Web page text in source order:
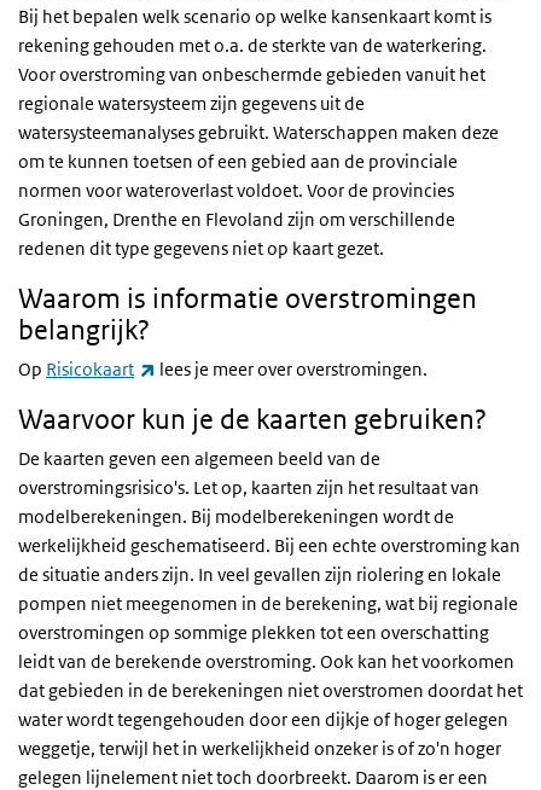
Bij het bepalen welk scenario op welke kansenkaart komt is
rekening gehouden met o.a. de sterkte van de waterkering.
Voor overstroming van onbeschermde gebieden vanuit het
regionale watersysteem zijn gegevens uit de
watersysteemanalyses gebruikt. Waterschappen maken deze
om te kunnen toetsen of een gebied aan de provinciale
normen voor wateroverlast voldoet. Voor de provincies
Groningen, Drenthe en Flevoland zijn om verschillende
redenen dit type gegevens niet op kaart gezet.
Waarom is informatie overstromingen
belangrijk?
Op Risicokaart (externe link)
lees je meer over overstromingen.
Waarvoor kun je de kaarten gebruiken?
De kaarten geven een algemeen beeld van de
overstromingsrisico's. Let op, kaarten zijn het resultaat van
modelberekeningen. Bij modelberekeningen wordt de
werkelijkheid geschematiseerd. Bij een echte overstroming kan
de situatie anders zijn. In veel gevallen zijn riolering en lokale
pompen niet meegenomen in de berekening, wat bij regionale
overstromingen op sommige plekken tot een overschatting
leidt van de berekende overstroming. Ook kan het voorkomen
dat gebieden in de berekeningen niet overstromen doordat het
water wordt tegengehouden door een dijkje of hoger gelegen
weggetje, terwijl het in werkelijkheid onzeker is of zo'n hoger
gelegen lijnelement niet toch doorbreekt. Daarom is er een